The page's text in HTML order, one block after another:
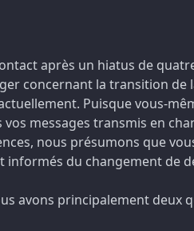
après un hiatus de
concernant la transition
Puisque vous-
messages transmis en
nous présumons que
du changement de
avons principalement deux